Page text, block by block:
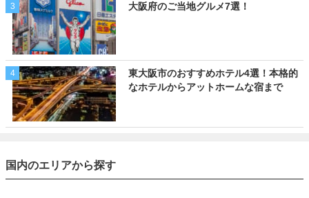
3 大阪府のご当地グルメ7選！
4
東大阪市のおすすめホテル4選！本格的
なホテルからアットホームな宿まで
国内のエリアから探す